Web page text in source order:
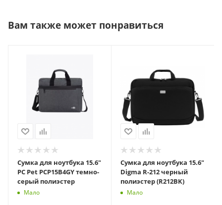
Вам также может понравиться
Сумка для ноутбука 15.6"
PC Pet PCP15B4GY темно-
серый полиэстер
Мало
Сумка для ноутбука 15.6"
Digma R-212 черный
полиэстер (R212BK)
Мало